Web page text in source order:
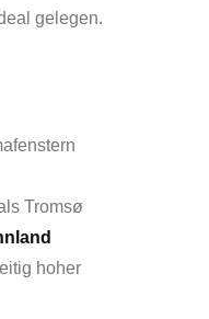
gelegen.
Tromsø
hoher